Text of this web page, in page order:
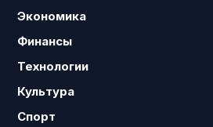
Экономика
Финансы
Технологии
Культура
Спорт